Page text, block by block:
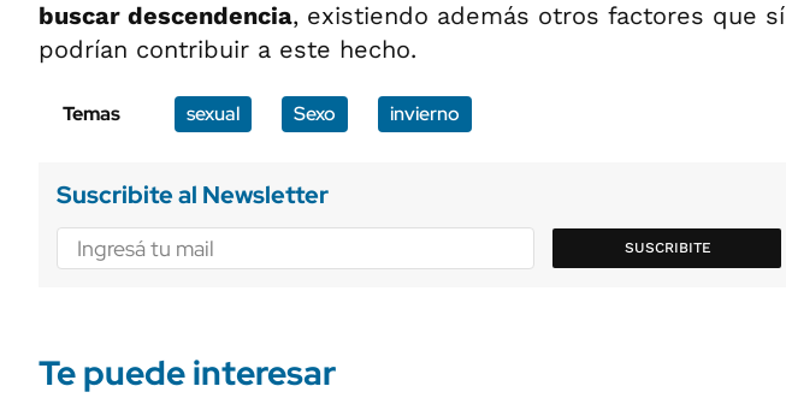
buscar descendencia, existiendo además otros factores que sí
podrían contribuir a este hecho.
Temas sexual Sexo invierno
Suscribite al Newsletter
SUSCRIBITE
Te puede interesar